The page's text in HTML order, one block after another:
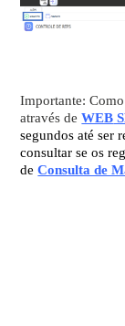
Importante:
através deWEB
segundos até ser
consultar se os
deConsulta de